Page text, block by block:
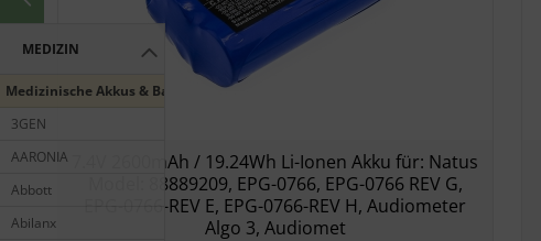
MEDIZIN
Medizinische Akkus & Batterien
3GEN
AARONIA
Abbott
Abilanx
7.4V 2600mAh / 19.24Wh Li-Ionen Akku für: Natus
Model: 88889209, EPG-0766, EPG-0766 REV G,
EPG-0766-REV E, EPG-0766-REV H, Audiometer
Algo 3, Audiomet